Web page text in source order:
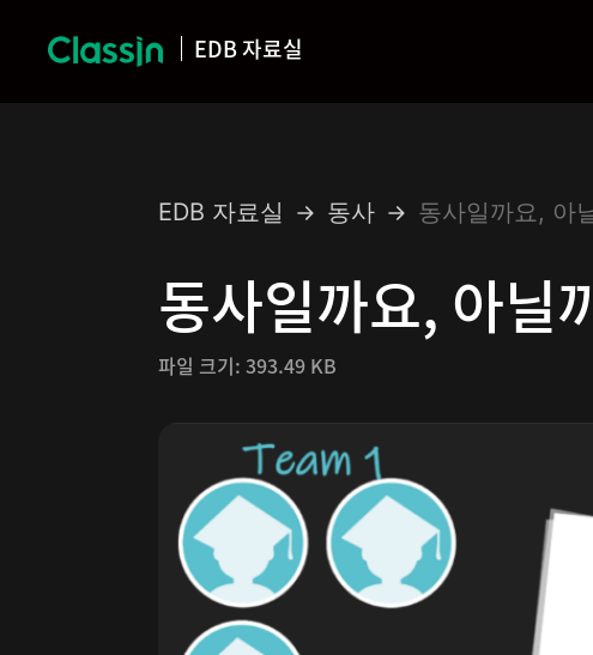
EDB 자료실
EDB 자료실 동사 동사일까요, 아
동사일까요, 아닐
파일 크기: 393.49 KB